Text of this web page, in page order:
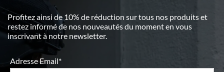
Profitez ainsi de 10% de réduction sur tous nos produits et
restez informé de nos nouveautés du moment en vous
inscrivant à notre newsletter.
Adresse Email*